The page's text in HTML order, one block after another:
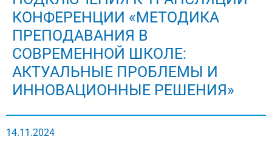
КОНФЕРЕНЦИИ «МЕТОДИКА
ПРЕПОДАВАНИЯ В
СОВРЕМЕННОЙ ШКОЛЕ:
АКТУАЛЬНЫЕ ПРОБЛЕМЫ И
ИННОВАЦИОННЫЕ РЕШЕНИЯ»
14.11.2024